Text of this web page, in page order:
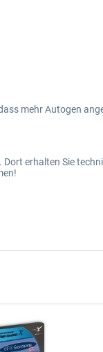
mehr Autogen
. Dort erhalten Sie